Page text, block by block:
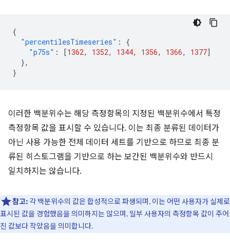
{
"percentilesTimeseries" :
{
"p75s" : [1362, 1352, 1344, 1356, 1366, 1377]
},
}
이러한 백분위수는 해당 측정항목의 지정된 백분위수에서 특정
측정항목 값을 표시할 수 있습니다. 이는 최종 분류된 데이터가
아닌 사용 가능한 전체 데이터 세트를 기반으로 하므로 최종 분
류된 히스토그램을 기반으로 하는 보간된 백분위수와 반드시
일치하지는 않습니다.
참고: 각 백분위수의 값은 합성적으로 파생되며, 이는 어떤 사용자가 실제로
표시된 값을 경험했음을 의미하지는 않으며, 일부 사용자의 측정항목 값이 주어
진 값보다 작았음을 의미합니다.